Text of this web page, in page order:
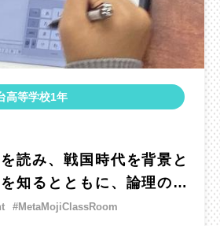
高等学校1年
を読み、戦国時代を背景と
知るとともに、論理の巧
#MetaMojiClassRoom